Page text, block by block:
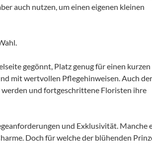
auch nutzen, um einen eigenen kleinen
gegönnt, Platz genug für einen kurzen
mit wertvollen Pflegehinweisen. Auch der
und fortgeschrittene Floristen ihre
und Exklusivität. Manche
Doch für welche der blühenden